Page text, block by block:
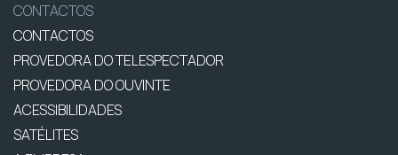
CONTACTOS
CONTACTOS
PROVEDORA DO TELESPECTADOR
PROVEDORA DO OUVINTE
ACESSIBILIDADES
SATÉLITES